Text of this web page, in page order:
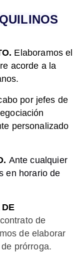
Elaboramos el
acorde a la
.
por jefes de
personalizado
Ante cualquier
en horario de
DE
de
de elaborar
prórroga.